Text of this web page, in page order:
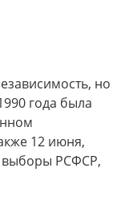
но
года была
12 июня,
выборы РСФСР,